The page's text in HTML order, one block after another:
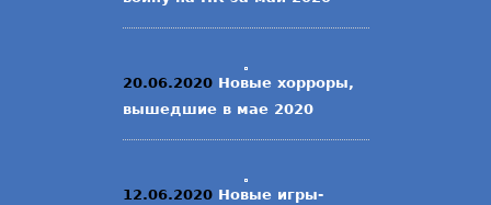
20.06.2020 Новые хорроры,
вышедшие в мае 2020
12.06.2020 Новые игры-